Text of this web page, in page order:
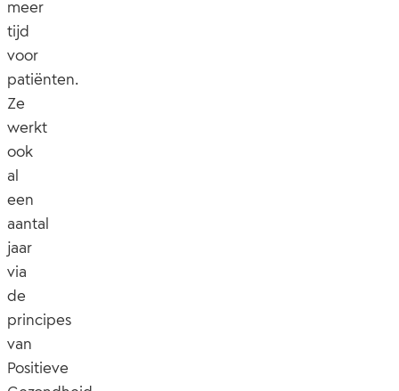
meer
tijd
voor
patiënten.
Ze
werkt
ook
al
een
aantal
jaar
via
de
principes
van
Positieve